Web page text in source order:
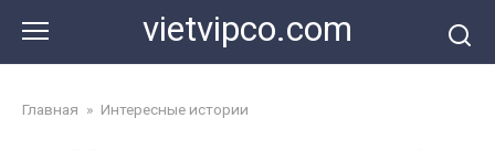
контенту
vietvipco.com
Главная » Интересные истории